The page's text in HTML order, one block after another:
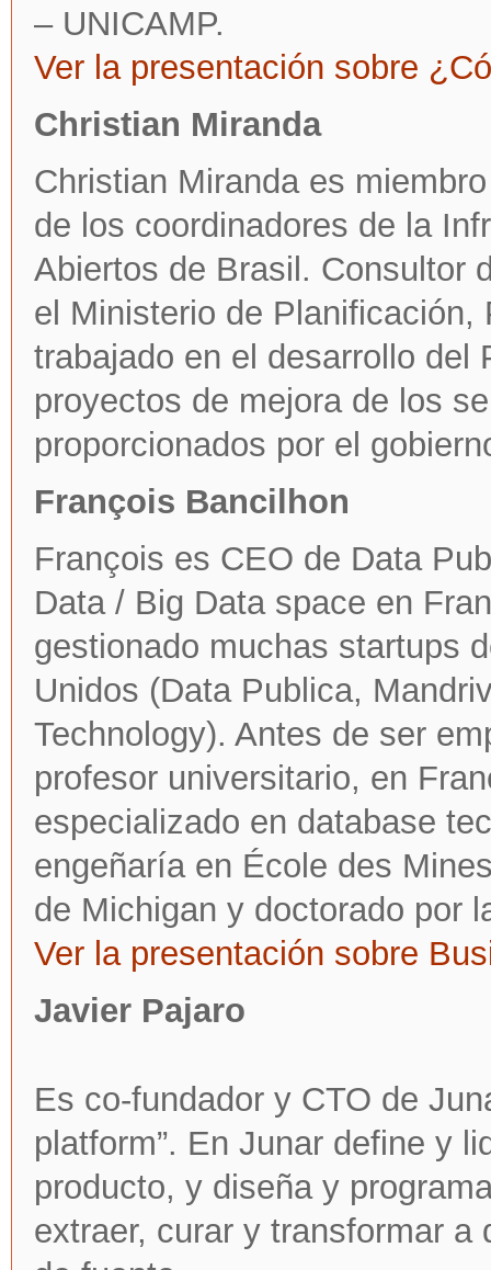
– UNICAMP.
Ver la presentación sobre
Christian Miranda
Christian Miranda es
de los coordinadores de la
Abiertos de Brasil. Consultor
el Ministerio de
trabajado en el desarrollo del
proyectos de mejora de los
proporcionados por el
François Bancilhon
François es CEO de Data
Data / Big Data space en
gestionado muchas startups
Unidos (Data Publica,
Technology). Antes de ser
profesor universitario, en
especializado en database
engeñaría en École des
de Michigan y doctorado por
Ver la presentación sobre
Javier Pajaro
Es co-fundador y CTO de
platform”. En Junar define y
producto, y diseña y
extraer, curar y transformar